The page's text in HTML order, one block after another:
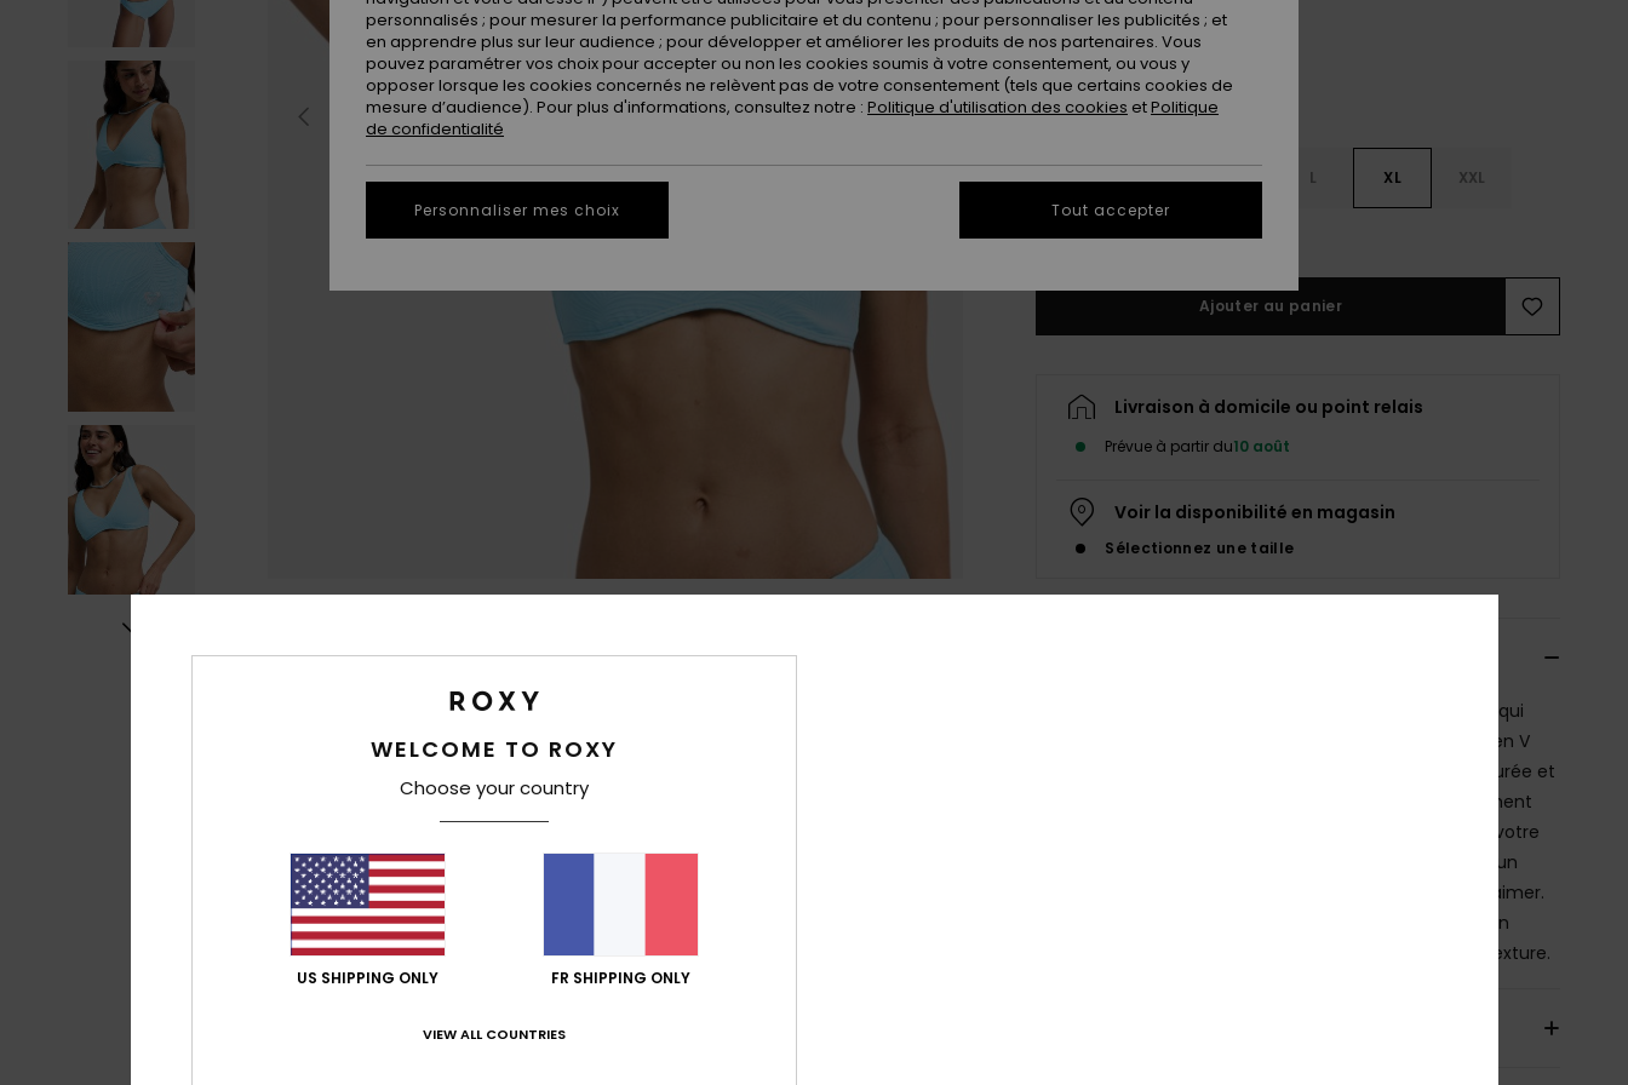
XS S M L XL XXL
Voir le Guide des tailles
Ajouter au panier
Livraison à domicile ou point relais
Prévue à partir du10 août
Voir la disponibilité en magasin
Sélectionnez une taille
Ce haut de bikini ROXY présente des bretelles longues qui
mettent en valeur les épaules et créent un décolleté en V
naturellement féminin. Le résultat ? Une silhouette épurée et
minimaliste avec un maintien subtil et une forme joliment
ouverte qui convient à toutes les morphologies. C’est votre
pièce incontournable pour les journées ensoleillées et un
confort en toute confiance — facile à porter, facile à aimer.
Le tissu apporte une touche tropicale raffinée avec son
motif tissé de palmiers qui joue avec la lumière et la texture.
WELCOME TO ROXY
Choose your country
US SHIPPING ONLY FR SHIPPING ONLY
VIEW ALL COUNTRIES
personnalisés ; pour mesurer la performance publicitaire et du contenu ; pour personnaliser les publicités ; et
en apprendre plus sur leur audience ; pour développer et améliorer les produits de nos partenaires. Vous
pouvez paramétrer vos choix pour accepter ou non les cookies soumis à votre consentement, ou vous y
opposer lorsque les cookies concernés ne relèvent pas de votre consentement (tels que certains cookies de
mesure d’audience). Pour plus d'informations, consultez notre : Politique d'utilisation des cookies etPolitique
de confidentialité
Personnaliser mes choix Tout accepter